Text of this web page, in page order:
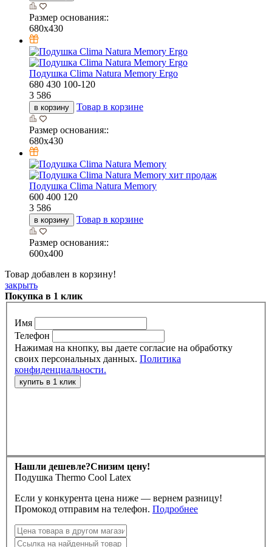
Размер основания::
680х430
Подушка Clima Natura Memory Ergo
680 430 100-120
3 586
в корзину Товар в корзине
Размер основания::
680х430
хит продаж
Подушка Clima Natura Memory
600 400 120
3 586
в корзину Товар в корзине
Размер основания::
600х400
Товар добавлен в корзину!
закрыть
Покупка в 1 клик
Имя
Телефон
Нажимая на кнопку, вы даете согласие на обработку
своих персональных данных. Политика
конфиденциальности.
Нашли дешевле?Снизим цену!
Подушка Thermo Cool Latex
Если у конкурента цена ниже — вернем разницу!
Промокод отправим на телефон. Подробнее